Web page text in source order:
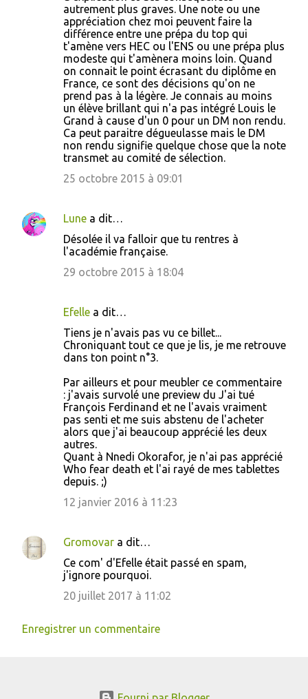
autrement plus graves. Une note ou une
appréciation chez moi peuvent faire la
différence entre une prépa du top qui
t'amène vers HEC ou l'ENS ou une prépa plus
modeste qui t'amènera moins loin. Quand
on connait le point écrasant du diplôme en
France, ce sont des décisions qu'on ne
prend pas à la légère. Je connais au moins
un élève brillant qui n'a pas intégré Louis le
Grand à cause d'un 0 pour un DM non rendu.
Ca peut paraitre dégueulasse mais le DM
non rendu signifie quelque chose que la note
transmet au comité de sélection.
25 octobre 2015 à 09:01
Lune a dit…
Désolée il va falloir que tu rentres à
l'académie française.
29 octobre 2015 à 18:04
Efelle a dit…
Tiens je n'avais pas vu ce billet...
Chroniquant tout ce que je lis, je me retrouve
dans ton point n°3.
Par ailleurs et pour meubler ce commentaire
: j'avais survolé une preview du J'ai tué
François Ferdinand et ne l'avais vraiment
pas senti et me suis abstenu de l'acheter
alors que j'ai beaucoup apprécié les deux
autres.
Quant à Nnedi Okorafor, je n'ai pas apprécié
Who fear death et l'ai rayé de mes tablettes
depuis. ;)
12 janvier 2016 à 11:23
Gromovar a dit…
Ce com' d'Efelle était passé en spam,
j'ignore pourquoi.
20 juillet 2017 à 11:02
Enregistrer un commentaire